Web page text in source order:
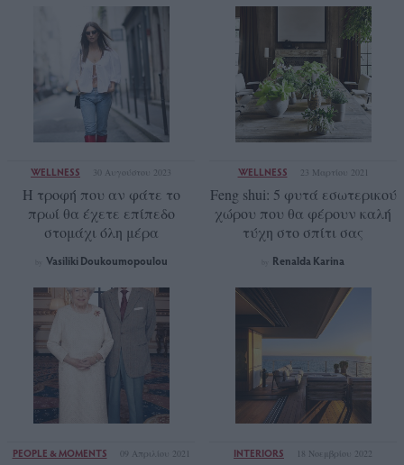
WELLNESS 30 Αυγούστου 2023
Η τροφή που αν φάτε το
πρωί θα έχετε επίπεδο
στομάχι όλη μέρα
Vasiliki Doukoumopoulou
WELLNESS 23 Μαρτίου 2021
Feng shui: 5 φυτά εσωτερικού
χώρου που θα φέρουν καλή
τύχη στο σπίτι σας
Renalda Karina
PEOPLE & MOMENTS 09 Απριλίου 2021 INTERIORS 18 Νοεμβρίου 2022